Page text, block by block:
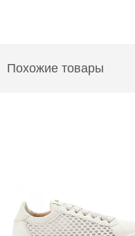
Похожие товары